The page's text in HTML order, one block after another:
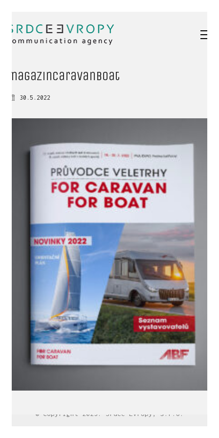
magazinCaravanBoat
30.5.2022
LinkedIn SRDCE EVROPY
© Copyright 2025. Srdce Evropy, s.r.o.